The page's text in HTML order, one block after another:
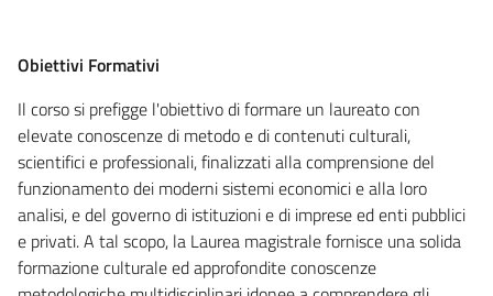
Obiettivi Formativi
Il corso si prefigge l'obiettivo di formare un laureato con
elevate conoscenze di metodo e di contenuti culturali,
scientifici e professionali, finalizzati alla comprensione del
funzionamento dei moderni sistemi economici e alla loro
analisi, e del governo di istituzioni e di imprese ed enti pubblici
e privati. A tal scopo, la Laurea magistrale fornisce una solida
formazione culturale ed approfondite conoscenze